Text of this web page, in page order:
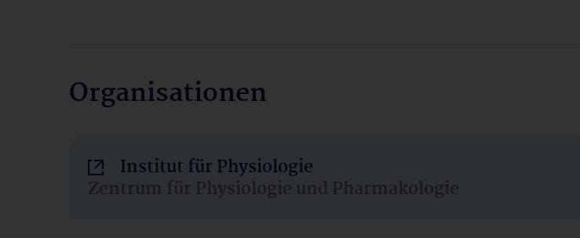
Organisationen
Institut für Physiologie
Zentrum für Physiologie und Pharmakologie